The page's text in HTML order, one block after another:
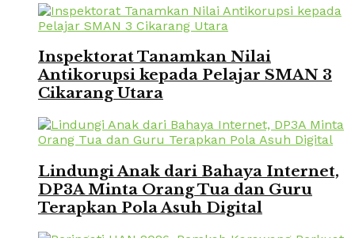
Inspektorat Tanamkan Nilai
Antikorupsi kepada Pelajar SMAN 3
Cikarang Utara
Lindungi Anak dari Bahaya Internet,
DP3A Minta Orang Tua dan Guru
Terapkan Pola Asuh Digital